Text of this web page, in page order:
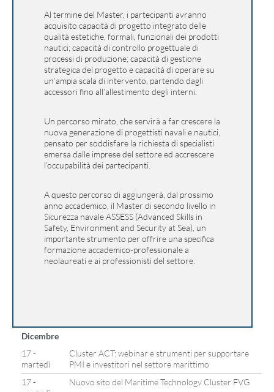
Al termine del Master, i partecipanti avranno
acquisito capacità di progetto integrato delle
qualità estetiche, formali, funzionali dei prodotti
nautici; capacità di controllo progettuale di
processi di produzione; capacità di gestione
strategica del progetto e capacità di operare su
un’ampia scala di intervento, partendo dagli
accessori fino all’allestimento degli interni.
Un percorso mirato, che servirà a far crescere la
nuova generazione di progettisti navali e nautici,
pensato per soddisfare la richiesta di specialisti
emersa dalle imprese del settore ed accrescere
l’occupabilità dei partecipanti.
A questo percorso di aggiungerà, dal prossimo
anno accademico, il Master di secondo livello in
Sicurezza navale ASSESS (Advanced Skills in
Safety, Environment and Security at Sea), un
importante strumento per offrire una specifica
formazione accademico-professionale a
neolaureati e ai professionisti del settore.
Dicembre
17 -
martedì
Cluster ACT: webinar e strumenti per supportare
PMI e investitori nel settore marittimo
17 -
Nuovo sito del Maritime Technology Cluster FVG